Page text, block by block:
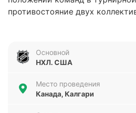
противостояние двух
Анализ формы команд
победы и 3 поражения в
Основной
НХЛ. США
Место проведения
Канада, Калгари